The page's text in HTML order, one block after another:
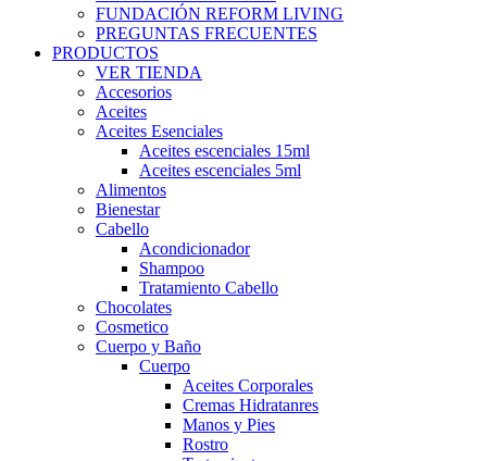
FUNDACIÓN REFORM LIVING
PREGUNTAS FRECUENTES
PRODUCTOS
VER TIENDA
Accesorios
Aceites
Aceites Esenciales
Aceites escenciales 15ml
Aceites escenciales 5ml
Alimentos
Bienestar
Cabello
Acondicionador
Shampoo
Tratamiento Cabello
Chocolates
Cosmetico
Cuerpo y Baño
Cuerpo
Aceites Corporales
Cremas Hidratanres
Manos y Pies
Rostro